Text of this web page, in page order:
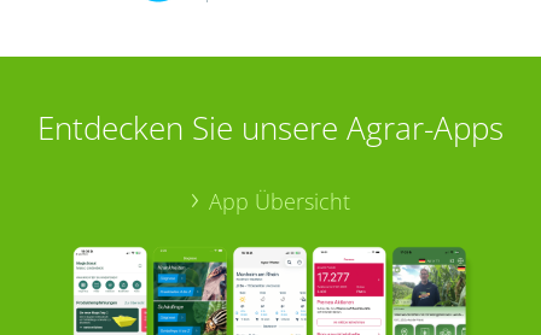
Entdecken Sie unsere Agrar-Apps
App Übersicht